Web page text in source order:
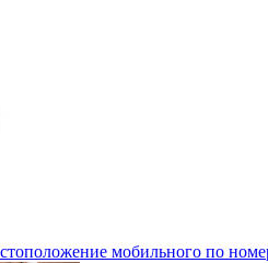
мобильного по